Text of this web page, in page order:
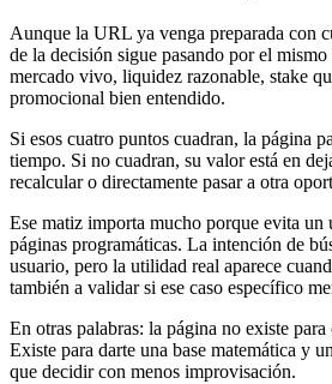
Aunque la URL ya venga preparada con
de la decisión sigue pasando por el
mercado vivo, liquidez razonable, stake
promocional bien entendido.
Si esos cuatro puntos cuadran, la página
tiempo. Si no cuadran, su valor está en
recalcular o directamente pasar a otra
Ese matiz importa mucho porque evita un
páginas programáticas. La intención de
usuario, pero la utilidad real aparece
también a validar si ese caso específico
En otras palabras: la página no existe
Existe para darte una base matemática y
que decidir con menos improvisación.